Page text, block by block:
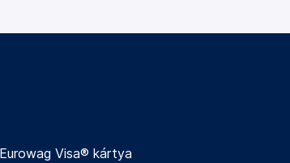
Visa® kártya